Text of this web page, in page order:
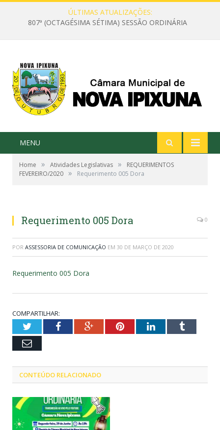
ÚLTIMAS ATUALIZAÇÕES:
807ª (OCTAGÉSIMA SÉTIMA) SESSÃO ORDINÁRIA
MENU
Home » Atividades Legislativas »
REQUERIMENTOS
FEVEREIRO/2020 » Requerimento 005 Dora
Requerimento 005 Dora 0
POR ASSESSORIA DE COMUNICAÇÃO EM 30 DE MARÇO DE 2020
Requerimento 005 Dora
COMPARTILHAR:
TwitterFacebookGoogle+PinterestLinkedInTumblr
Email
CONTEÚDO RELACIONADO